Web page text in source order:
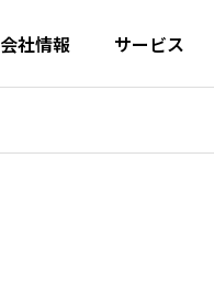
会社情報 サービス